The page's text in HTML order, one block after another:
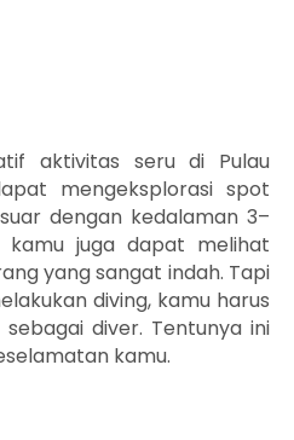
aktivitas seru di Pulau
mengeksplorasi spot
dengan kedalaman 3–
juga dapat melihat
yang sangat indah. Tapi
diving, kamu harus
diver. Tentunya ini
kamu.